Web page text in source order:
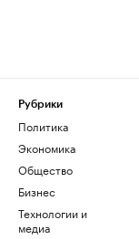
Рубрики
Политика
Экономика
Общество
Бизнес
Технологии и
медиа